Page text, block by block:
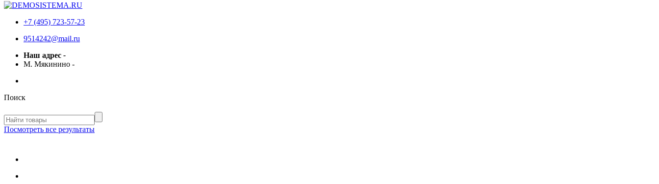
+7 (495) 723-57-23
9514242@mail.ru
Наш адрес -
М. Мякинино -
Поиск
Посмотреть все результаты